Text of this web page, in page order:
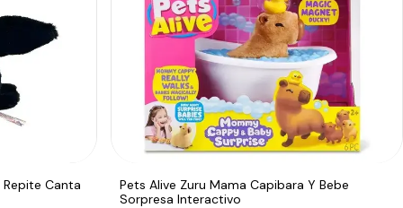
Repite Canta
Pets Alive Zuru Mama Capibara Y Bebe
Sorpresa Interactivo